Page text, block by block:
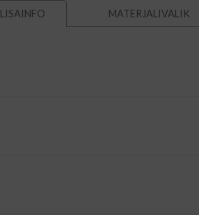
LISAINFO MATERJALIVALIK